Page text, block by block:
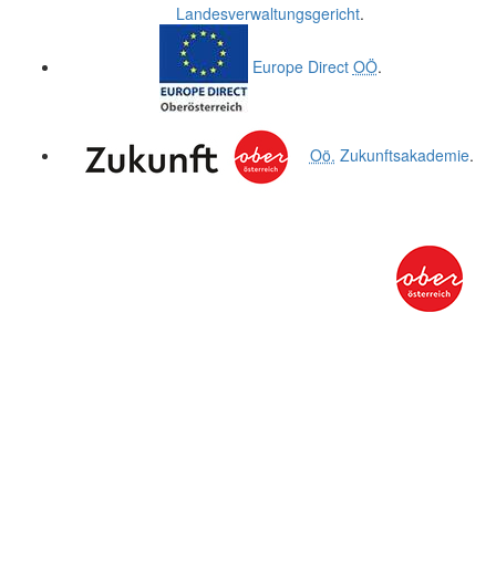
Landesverwaltungsgericht.
Europe Direct OÖ.
Oö. Zukunftsakademie.